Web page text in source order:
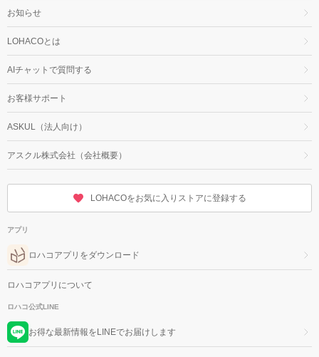
お知らせ
LOHACOとは
AIチャットで質問する
お客様サポート
ASKUL（法人向け）
アスクル株式会社（会社概要）
LOHACOをお気に入りストアに登録する
アプリ
ロハコアプリをダウンロード
ロハコアプリについて
ロハコ公式LINE
お得な最新情報をLINEでお届けします